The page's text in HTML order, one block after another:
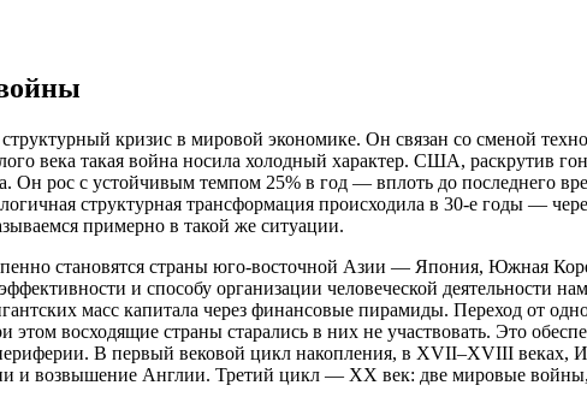
кризис в мировой экономике. Он связан со сменой
века такая война носила холодный характер. США, раскрутив
Он рос с устойчивым темпом 25% в год — вплоть до последнего
структурная трансформация происходила в 30-е годы —
примерно в такой же ситуации.
становятся страны юго-восточной Азии — Япония, Южная
и способу организации человеческой деятельности
масс капитала через финансовые пирамиды. Переход от
этом восходящие страны старались в них не участвовать. Это
В первый вековой цикл накопления, в XVII–XVIII веках,
и возвышение Англии. Третий цикл — ХХ век: две мировые